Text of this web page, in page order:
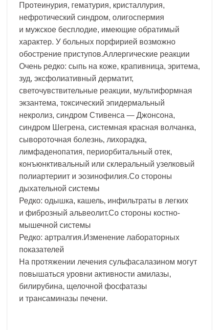
Протеинурия, гематурия, кристаллурия,
нефротический синдром, олигоспермия
и мужское бесплодие, имеющие обратимый
характер. У больных порфирией возможно
обострение приступов.Аллергические реакции
Очень редко: сыпь на коже, крапивница, эритема,
зуд, эксфолиативный дерматит,
светочувствительные реакции, мультиформная
экзантема, токсический эпидермальный
некролиз, синдром Стивенса — Джонсона,
синдром Шегрена, системная красная волчанка,
сывороточная болезнь, лихорадка,
лимфаденопатия, периорбитальный отек,
конъюнктивальный или склеральный узелковый
полиартериит и эозинофилия.Со стороны
дыхательной системы
Редко: одышка, кашель, инфильтраты в легких
и фиброзный альвеолит.Со стороны костно-
мышечной системы
Редко: артралгия.Изменение лабораторных
показателей
На протяжении лечения сульфасалазином могут
повышаться уровни активности амилазы,
билирубина, щелочной фосфатазы
и трансаминазы печени.